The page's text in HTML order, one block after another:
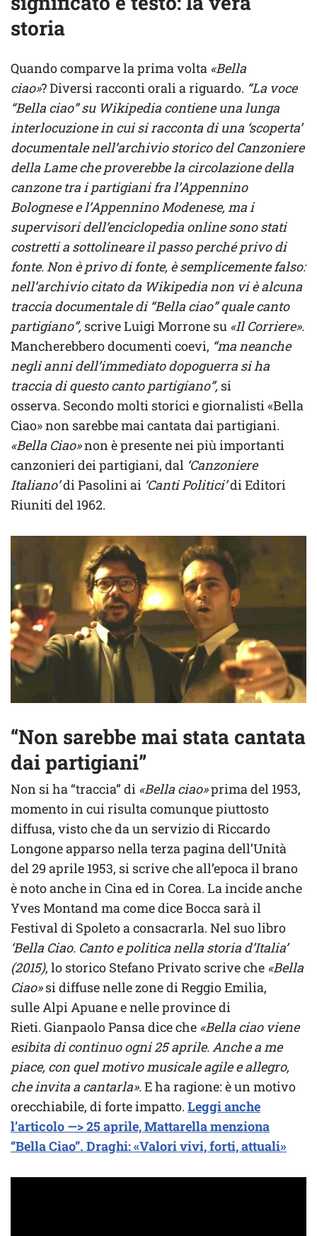
storia
Quando comparve la prima volta «Bella
ciao»? Diversi racconti orali a riguardo. “La voce
“Bella ciao” su Wikipedia contiene una lunga
interlocuzione in cui si racconta di una ‘scoperta’
documentale nell’archivio storico del Canzoniere
della Lame che proverebbe la circolazione della
canzone tra i partigiani fra l’Appennino
Bolognese e l’Appennino Modenese, ma i
supervisori dell’enciclopedia online sono stati
costretti a sottolineare il passo perché privo di
fonte. Non è privo di fonte, è semplicemente falso:
nell’archivio citato da Wikipedia non vi è alcuna
traccia documentale di “Bella ciao” quale canto
partigiano”, scrive Luigi Morrone su «Il Corriere».
Mancherebbero documenti coevi, “ma neanche
negli anni dell’immediato dopoguerra si ha
traccia di questo canto partigiano”, si
osserva. Secondo molti storici e giornalisti «Bella
Ciao» non sarebbe mai cantata dai partigiani.
«Bella Ciao»non è presente nei più importanti
canzonieri dei partigiani, dal ‘Canzoniere
Italiano’di Pasolini ai ‘Canti Politici’di Editori
Riuniti del 1962.
“Non sarebbe mai stata cantata
dai partigiani”
Non si ha “traccia” di «Bella ciao»prima del 1953,
momento in cui risulta comunque piuttosto
diffusa, visto che da un servizio di Riccardo
Longone apparso nella terza pagina dell’Unità
del 29 aprile 1953, si scrive che all’epoca il brano
è noto anche in Cina ed in Corea. La incide anche
Yves Montand ma come dice Bocca sarà il
Festival di Spoleto a consacrarla. Nel suo libro
‘Bella Ciao. Canto e politica nella storia d’Italia’
(2015), lo storico Stefano Privato scrive che «Bella
Ciao»si diffuse nelle zone di Reggio Emilia,
sulle Alpi Apuane e nelle province di
Rieti. Gianpaolo Pansa dice che «Bella ciao viene
esibita di continuo ogni 25 aprile. Anche a me
piace, con quel motivo musicale agile e allegro,
che invita a cantarla».E ha ragione: è un motivo
orecchiabile, di forte impatto. Leggi anche
l’articolo —> 25 aprile, Mattarella menziona
“Bella Ciao”. Draghi: «Valori vivi, forti, attuali»